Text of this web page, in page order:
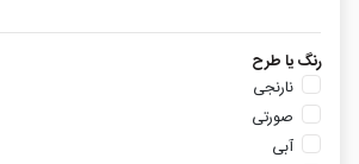
رنگ یا طرح
نارنجی
صورتی
آبی